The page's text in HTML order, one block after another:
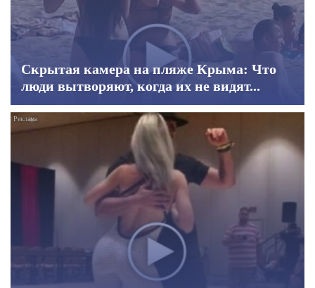
Скрытая камера на пляже Крыма: Что
люди вытворяют, когда их не видят...